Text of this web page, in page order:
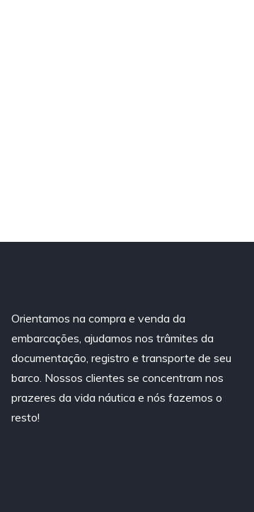
Orientamos na compra e venda da
embarcações, ajudamos nos trâmites da
documentação, registro e transporte de seu
barco. Nossos clientes se concentram nos
prazeres da vida náutica e nós fazemos o
resto!